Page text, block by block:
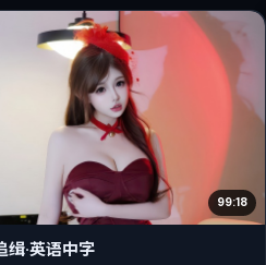
99:18
缉·英语中字